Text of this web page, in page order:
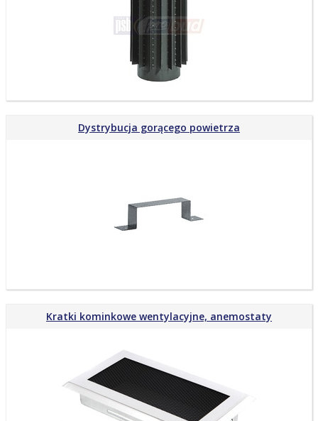
Dystrybucja gorącego powietrza
Kratki kominkowe wentylacyjne, anemostaty